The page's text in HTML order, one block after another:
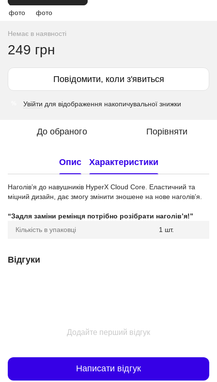
Немає в наявності
249 грн
Повідомити, коли з'явиться
Увійти для відображення накопичувальної знижки
До обраного Порівняти
Опис Характеристики
Наголівʼя до навушників HyperX Cloud Core. Еластичний та
міцний дизайн, дає змогу змінити зношене на нове наголівʼя.
“Задля заміни ремінця потрібно розібрати наголівʼя!”
Кількість в упаковці
1 шт.
Відгуки
Додайте перший відгук
Написати відгук